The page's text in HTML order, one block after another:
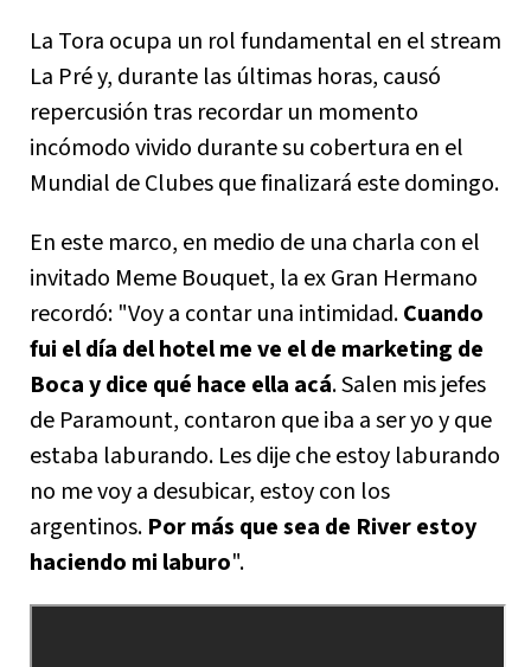
La Tora ocupa un rol fundamental en el stream
La Pré y, durante las últimas horas, causó
repercusión tras recordar un momento
incómodo vivido durante su cobertura en el
Mundial de Clubes que finalizará este domingo.
En este marco, en medio de una charla con el
invitado Meme Bouquet, la ex Gran Hermano
recordó: "Voy a contar una intimidad.Cuando
fui el día del hotel me ve el de marketing de
Boca y dice qué hace ella acá. Salen mis jefes
de Paramount, contaron que iba a ser yo y que
estaba laburando. Les dije che estoy laburando
no me voy a desubicar, estoy con los
argentinos. Por más que sea de River estoy
haciendo mi laburo".